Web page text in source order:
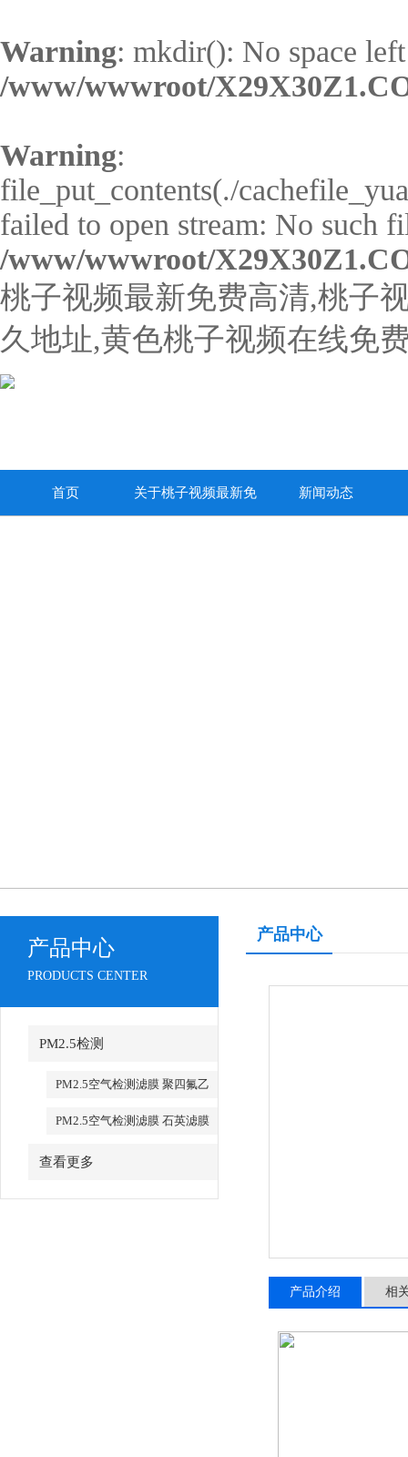
Warning: mkdir(): No space
/www/wwwroot/
Warning:
file_put_contents(./
failed to open stream: No such
/www/wwwroot/
桃子视频最新免费高清,桃子
久地址,黄色桃子视频在线免
首页 关于桃子视频最新免 新闻动态
产品中心
PRODUCTS CENTER
PM2.5检测
PM2.5空气检测滤膜 聚四氟乙
PM2.5空气检测滤膜 石英滤膜
查看更多
产品中心
产品介绍 相